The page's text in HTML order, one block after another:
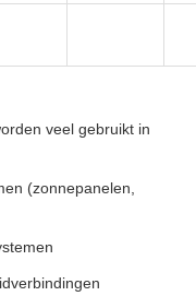
veel gebruikt in
(zonnepanelen,